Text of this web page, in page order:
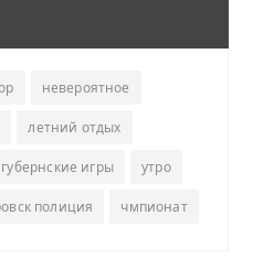
невероятное
летний отдых
губернские игры утро
полиция чмпионат